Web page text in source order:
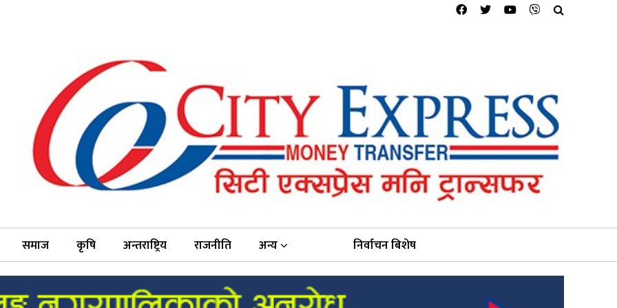
समाज कृषि अन्तराष्ट्रिय राजनीति अन्य निर्वाचन बिशेष